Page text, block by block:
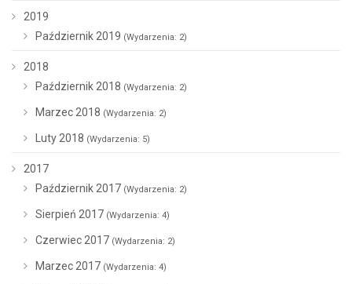
2019
Październik 2019 (Wydarzenia: 2)
2018
Październik 2018 (Wydarzenia: 2)
Marzec 2018 (Wydarzenia: 2)
Luty 2018 (Wydarzenia: 5)
2017
Październik 2017 (Wydarzenia: 2)
Sierpień 2017 (Wydarzenia: 4)
Czerwiec 2017 (Wydarzenia: 2)
Marzec 2017 (Wydarzenia: 4)